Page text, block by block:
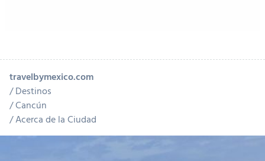
travelbymexico.com
Destinos
Cancún
Acerca de la Ciudad